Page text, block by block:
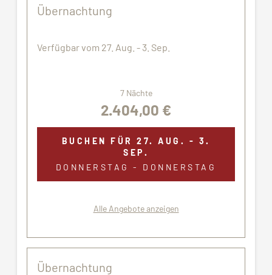
Übernachtung
Verfügbar vom 27. Aug. - 3. Sep.
7 Nächte
2.404,00 €
BUCHEN FÜR 27. AUG. - 3.
SEP.
DONNERSTAG - DONNERSTAG
Alle Angebote anzeigen
Übernachtung